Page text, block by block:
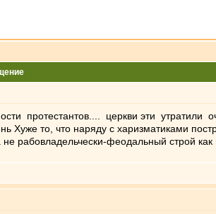
протестантов.... церкви эти утратили
Хуже то, что наряду с харизматиками
рабовладельчески-феодальный строй